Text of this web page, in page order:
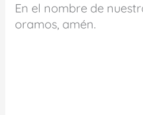
En el nombre de
oramos, amén.